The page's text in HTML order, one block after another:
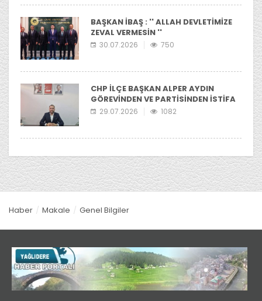
BAŞKAN İBAŞ : '' ALLAH DEVLETİMİZE
ZEVAL VERMESİN ''
30.07.2026 750
CHP İLÇE BAŞKAN ALPER AYDIN
GÖREVİNDEN VE PARTİSİNDEN İSTİFA
ETTİ29.07.2026 1082
Haber Makale Genel Bilgiler